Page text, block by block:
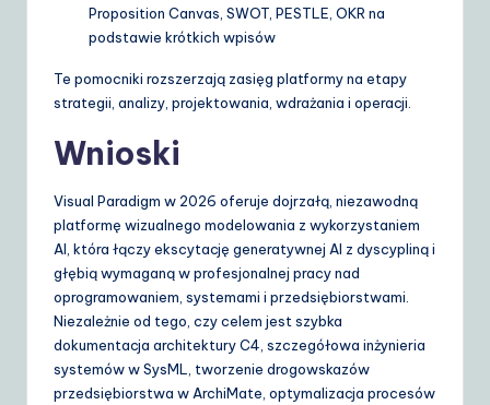
Proposition Canvas, SWOT, PESTLE, OKR na
podstawie krótkich wpisów
Te pomocniki rozszerzają zasięg platformy na etapy
strategii, analizy, projektowania, wdrażania i operacji.
Wnioski
Visual Paradigm w 2026 oferuje dojrzałą, niezawodną
platformę wizualnego modelowania z wykorzystaniem
AI, która łączy ekscytację generatywnej AI z dyscypliną i
głębią wymaganą w profesjonalnej pracy nad
oprogramowaniem, systemami i przedsiębiorstwami.
Niezależnie od tego, czy celem jest szybka
dokumentacja architektury C4, szczegółowa inżynieria
systemów w SysML, tworzenie drogowskazów
przedsiębiorstwa w ArchiMate, optymalizacja procesów